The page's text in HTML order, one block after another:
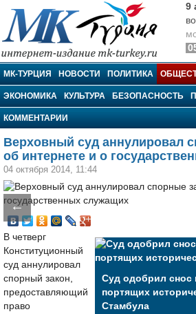
МК-Турция
9
МК-ТУРЦИЯ НОВОСТИ ПОЛИТИКА
ЭКОНОМИКА КУЛЬТУРА БЕЗОПАСНОСТЬ
КОММЕНТАРИИ
Верховный суд аннулировал
об интернете и о
04 октября 2014, 11:44
←
Суд одобрил снос
портящих
Стамбула
В четверг
Конституционный
суд аннулировал
спорный закон,
предоставляющий
право